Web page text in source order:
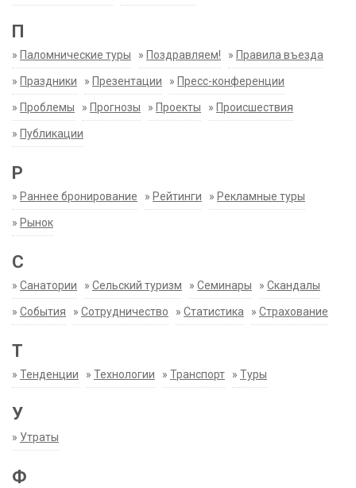
П
» Паломнические туры » Поздравляем! » Правила въезда
» Праздники » Презентации » Пресс-конференции
» Проблемы » Прогнозы » Проекты » Происшествия
» Публикации
Р
» Раннее бронирование » Рейтинги » Рекламные туры
» Рынок
С
» Санатории » Сельский туризм » Семинары » Скандалы
» События » Сотрудничество » Статистика » Страхование
Т
» Тенденции » Технологии » Транспорт » Туры
У
» Утраты
Ф